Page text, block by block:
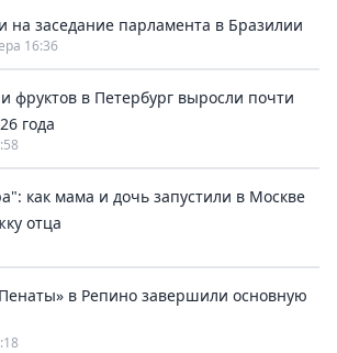
заседание парламента в Бразилии
16:36
фруктов в Петербург выросли почти
года
как мама и дочь запустили в Москве
отца
в Репино завершили основную